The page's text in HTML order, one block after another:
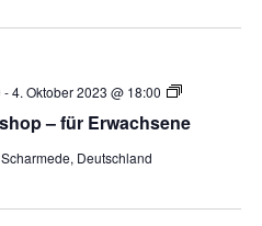
und
– für Erwachsene
-4. Oktober 2023 @ 18:00
Vertikaltuch
–
Deutschland